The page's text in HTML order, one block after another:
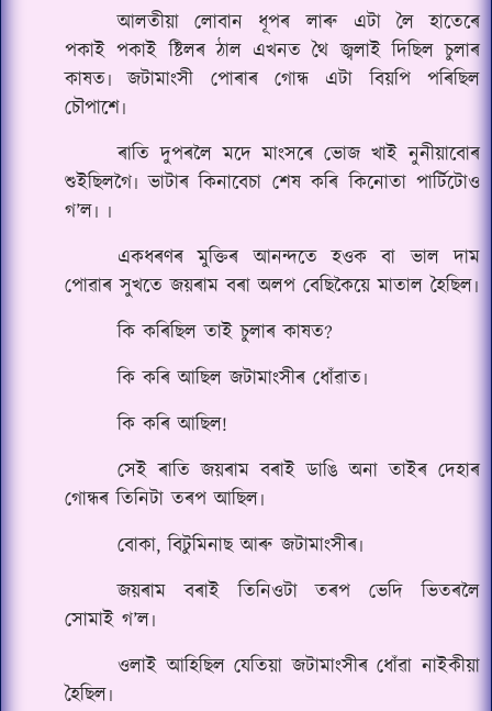
আলতী‌য়া লোবান ধূপৰ লাৰু এটা লৈ হাতেৰে
পকাই পকাই ষ্টিলৰ ঠাল এখনত থৈ জ্বলাই দিছিল চুলাৰ
কাষত৷ জটামাংসী পোৰাৰ গোন্ধ এটা বিয়পি পৰিছিল
চৌপাশে৷
ৰাতি দুপৰলৈ মদে মাংসৰে ভোজ খাই নুনীয়াবোৰ
শুইছিলগৈ৷ ভাটাৰ কিনাবেচা শেষ কৰি কিনোতা পাৰ্টিটোও
গ’ল৷ ৷
একধৰণৰ মুক্তিৰ আনন্দতে হ‌ওক বা ভাল দাম
পোৱাৰ সুখতে জয়ৰাম বৰা অলপ বেছিকৈ‌য়ে মাতাল হৈছিল৷
কি কৰিছিল তাই চুলাৰ কাষত?
কি কৰি আছিল জটামাংসীৰ ধোঁৱাত৷
কি কৰি আছিল!
সেই ৰাতি জয়ৰাম বৰাই ডাঙি অনা তাইৰ দেহাৰ
গোন্ধৰ তিনিটা তৰপ আছিল৷
বোকা, বিটুমিনাছ আৰু জটামাংসীৰ৷
জয়ৰাম বৰাই তিনিওটা তৰপ ভেদি ভিতৰলৈ
সোমাই গ’ল৷
ওলাই আহিছিল যেতিয়া জটামাংসীৰ ধোঁৱা নাইকীয়া
হৈছিল৷